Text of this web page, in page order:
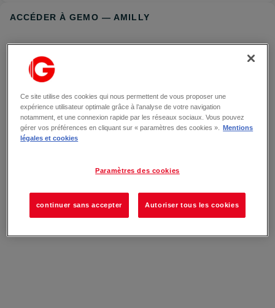
ACCÉDER À GEMO — AMILLY
Ce site utilise des cookies qui nous permettent de vous proposer une
expérience utilisateur optimale grâce à l’analyse de votre navigation
notamment, et une connexion rapide par les réseaux sociaux. Vous pouvez
gérer vos préférences en cliquant sur « paramètres des cookies ».
Mentions
légales et cookies
Paramètres des cookies
continuer sans accepter Autoriser tous les cookies